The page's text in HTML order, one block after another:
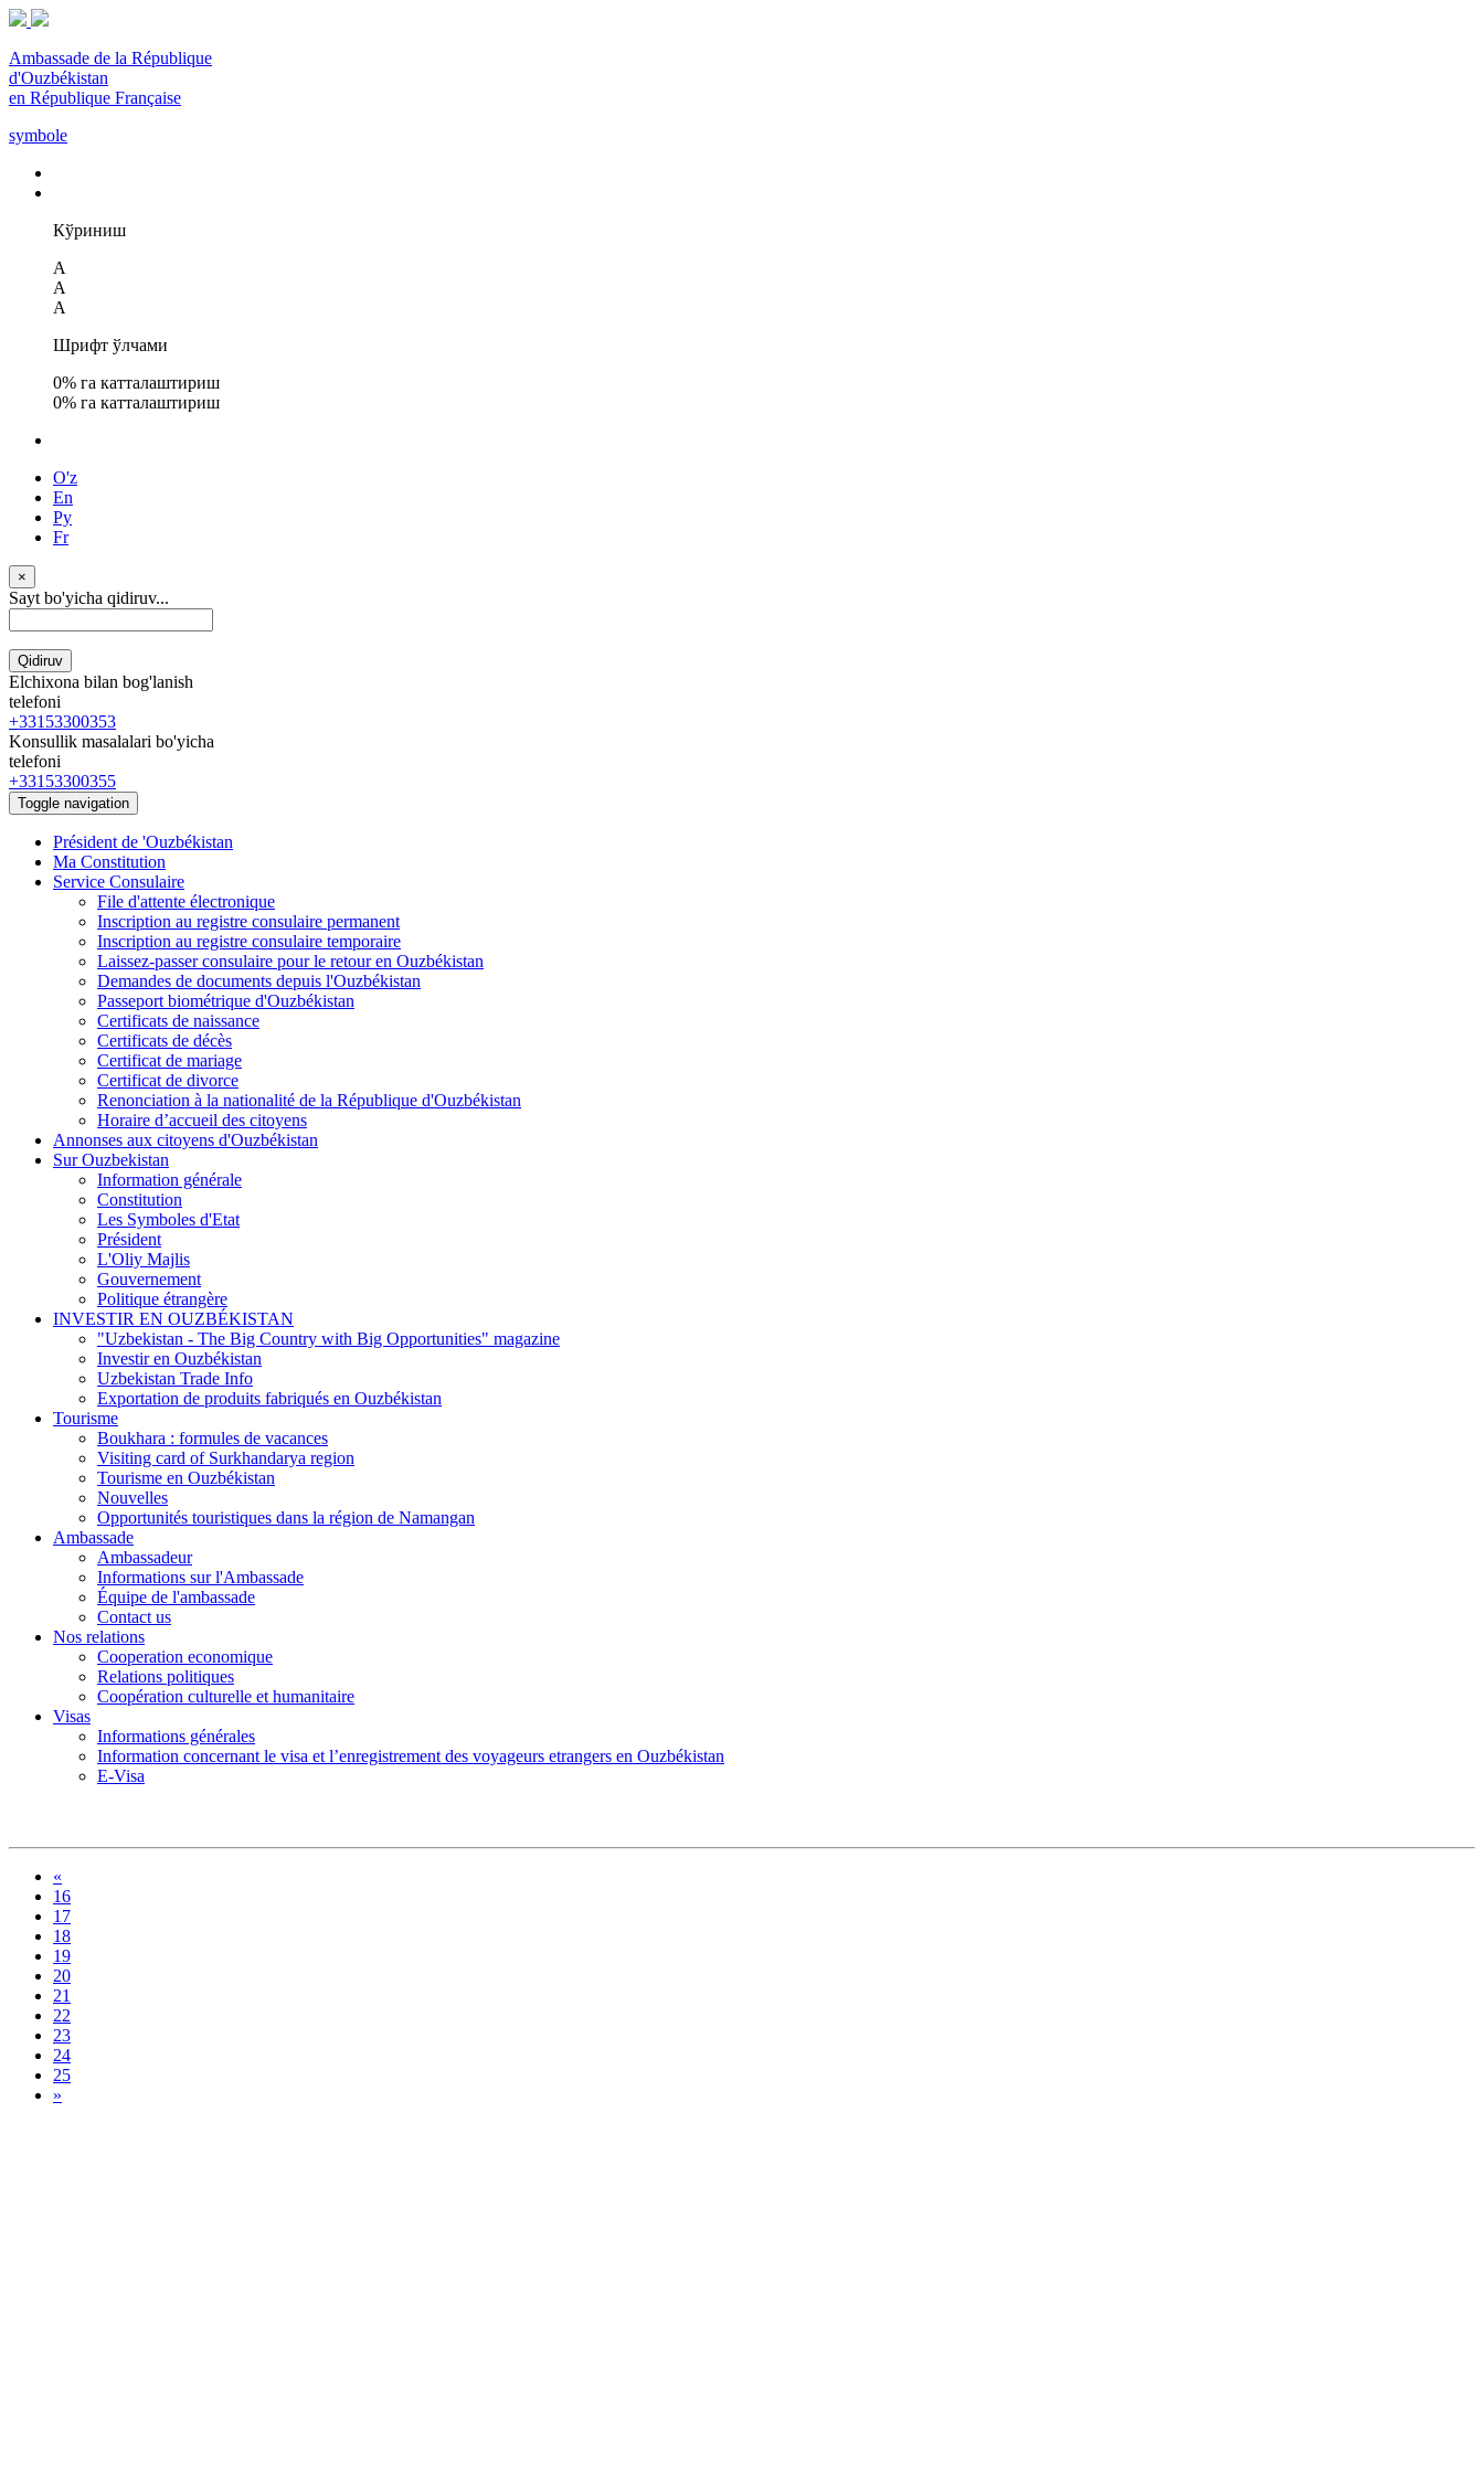
Ambassade de la République
d'Ouzbékistan
en République Française
symbole
Кўриниш
A
A
A
Шрифт ўлчами
0% га катталаштириш
0% га катталаштириш
O'z
En
Ру
Fr
×
Sayt bo'yicha qidiruv...
Qidiruv
Elchixona bilan bog'lanish
telefoni
+33153300353
Konsullik masalalari bo'yicha
telefoni
+33153300355
Toggle navigation
Président de 'Ouzbékistan
Ma Constitution
Service Consulaire
File d'attente électronique
Inscription au registre consulaire permanent
Inscription au registre consulaire temporaire
Laissez-passer consulaire pour le retour en Ouzbékistan
Demandes de documents depuis l'Ouzbékistan
Passeport biométrique d'Ouzbékistan
Certificats de naissance
Certificats de décès
Certificat de mariage
Certificat de divorce
Renonciation à la nationalité de la République d'Ouzbékistan
Horaire d’accueil des citoyens
Annonses aux citoyens d'Ouzbékistan
Sur Ouzbekistan
Information générale
Constitution
Les Symboles d'Etat
Président
L'Oliy Majlis
Gouvernement
Politique étrangère
INVESTIR EN OUZBÉKISTAN
"Uzbekistan - The Big Country with Big Opportunities" magazine
Investir en Ouzbékistan
Uzbekistan Trade Info
Exportation de produits fabriqués en Ouzbékistan
Tourisme
Boukhara : formules de vacances
Visiting card of Surkhandarya region
Tourisme en Ouzbékistan
Nouvelles
Opportunités touristiques dans la région de Namangan
Ambassade
Ambassadeur
Informations sur l'Ambassade
Équipe de l'ambassade
Contact us
Nos relations
Cooperation economique
Relations politiques
Coopération culturelle et humanitaire
Visas
Informations générales
Information concernant le visa et l’enregistrement des voyageurs etrangers en Ouzbékistan
E-Visa
«
16
17
18
19
20
21
22
23
24
25
»